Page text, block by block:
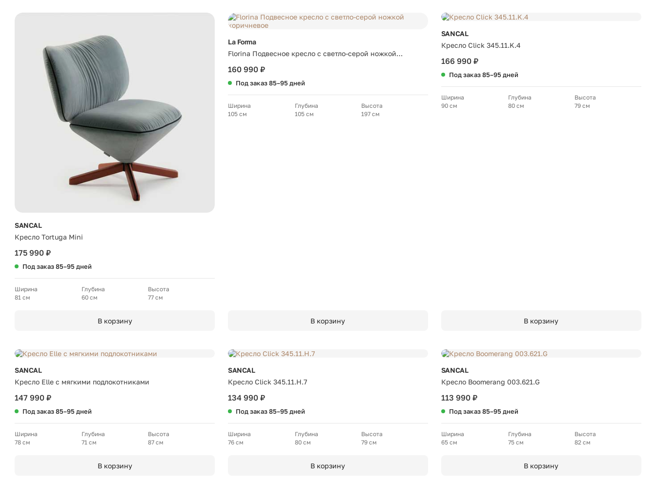
SANCAL
Кресло Tortuga Mini
175 990 ₽
Под заказ 85–95 дней
Ширина
81 см
Глубина
60 см
Высота
77 см
В корзину
La Forma
Florina Подвесное кресло с светло-серой ножкой
коричневое
160 990 ₽
Под заказ 85–95 дней
Ширина
105 см
Глубина
105 см
Высота
197 см
В корзину
SANCAL
Кресло Click 345.11.K.4
166 990 ₽
Под заказ 85–95 дней
Ширина
90 см
Глубина
80 см
Высота
79 см
В корзину
SANCAL
Кресло Elle с мягкими подлокотниками
147 990 ₽
Под заказ 85–95 дней
Ширина
78 см
Глубина
71 см
Высота
87 см
В корзину
SANCAL
Кресло Click 345.11.H.7
134 990 ₽
Под заказ 85–95 дней
Ширина
76 см
Глубина
80 см
Высота
79 см
В корзину
SANCAL
Кресло Boomerang 003.621.G
113 990 ₽
Под заказ 85–95 дней
Ширина
65 см
Глубина
75 см
Высота
82 см
В корзину